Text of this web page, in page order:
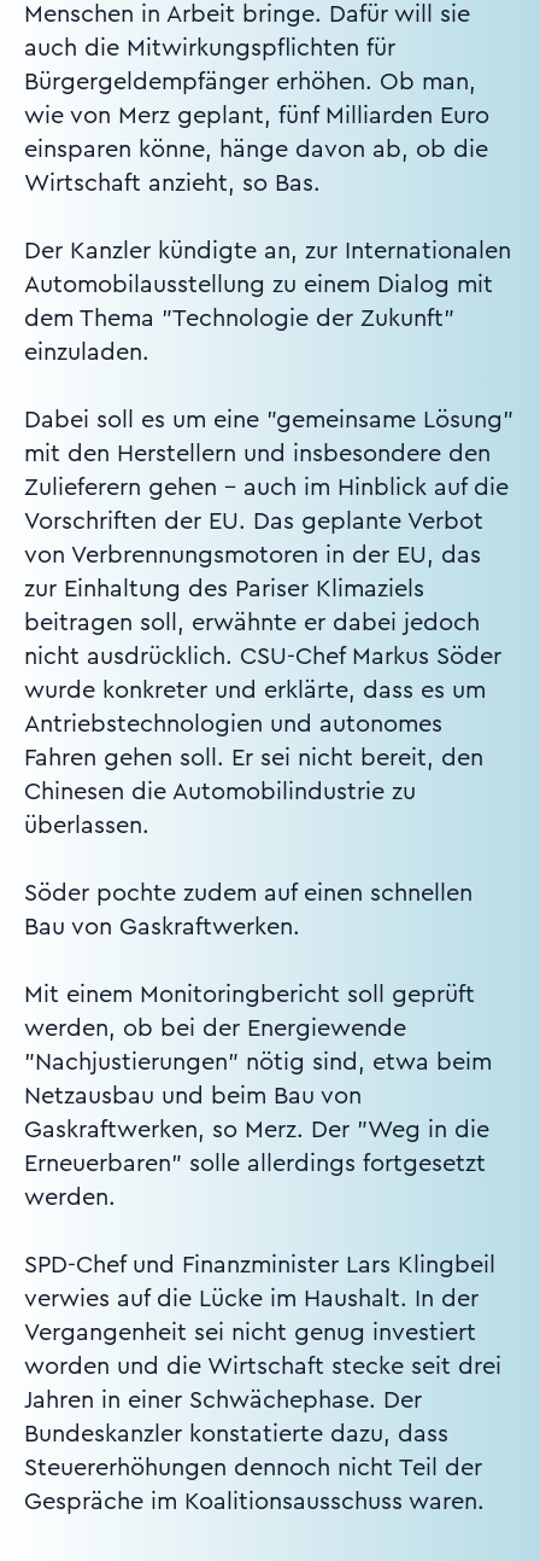
Menschen in Arbeit bringe. Dafür will sie
auch die Mitwirkungspflichten für
Bürgergeldempfänger erhöhen. Ob man,
wie von Merz geplant, fünf Milliarden Euro
einsparen könne, hänge davon ab, ob die
Wirtschaft anzieht, so Bas.
Der Kanzler kündigte an, zur Internationalen
Automobilausstellung zu einem Dialog mit
dem Thema "Technologie der Zukunft"
einzuladen.
Dabei soll es um eine "gemeinsame Lösung"
mit den Herstellern und insbesondere den
Zulieferern gehen - auch im Hinblick auf die
Vorschriften der EU. Das geplante Verbot
von Verbrennungsmotoren in der EU, das
zur Einhaltung des Pariser Klimaziels
beitragen soll, erwähnte er dabei jedoch
nicht ausdrücklich. CSU-Chef Markus Söder
wurde konkreter und erklärte, dass es um
Antriebstechnologien und autonomes
Fahren gehen soll. Er sei nicht bereit, den
Chinesen die Automobilindustrie zu
überlassen.
Söder pochte zudem auf einen schnellen
Bau von Gaskraftwerken.
Mit einem Monitoringbericht soll geprüft
werden, ob bei der Energiewende
"Nachjustierungen" nötig sind, etwa beim
Netzausbau und beim Bau von
Gaskraftwerken, so Merz. Der "Weg in die
Erneuerbaren" solle allerdings fortgesetzt
werden.
SPD-Chef und Finanzminister Lars Klingbeil
verwies auf die Lücke im Haushalt. In der
Vergangenheit sei nicht genug investiert
worden und die Wirtschaft stecke seit drei
Jahren in einer Schwächephase. Der
Bundeskanzler konstatierte dazu, dass
Steuererhöhungen dennoch nicht Teil der
Gespräche im Koalitionsausschuss waren.